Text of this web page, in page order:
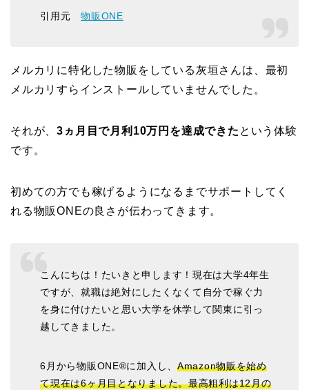
引用元物販ONE
メルカリに特化した物販をしている灰垣さんは、最初
メルカリすらインストールしていませんでした。
それが、3ヵ月目で月利10万円を達成できた という体験
です。
初めての方でも稼げるようになるまでサポートしてく
れる物販ONEの良さが伝わってきます。
こんにちは！たいきと申します！現在は大学4年生
ですが、就職は絶対にしたくなくて自分で稼ぐ力
を身に付けたいと思い大学を休学して関東に引っ
越してきました。
6月から物販ONE®に加入し、 Amazon物販を始め
て現在は6ヶ月目となりました。最高粗利は12月の